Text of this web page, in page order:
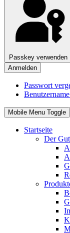
Passkey verwenden
Anmelden
Passwort
Mobile Menu Toggle
Startseite
Der